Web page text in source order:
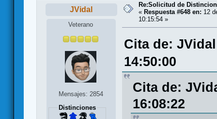
JVidal
Veterano
Mensajes: 2854
Distinciones
Re:Solicitud de
« Respuesta #648 en: 12
10:15:54 »
Cita de:
14:50:00
Cita de:
16:08:22